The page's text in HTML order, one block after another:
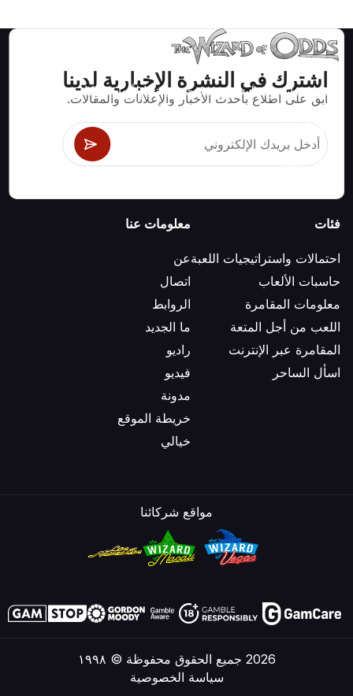
اشترك في النشرة الإخبارية لدينا
ابق على اطلاع بأحدث الأخبار والإعلانات والمقالات.
استراتيجيات ومعلومات صحيحة رياضيا لألعاب الكازينو مثل
البلاك جاك وكرابس والروليت ومئات الألعاب الأخرى التي
يمكن لعبها.
فئات
احتمالات واستراتيجيات اللعبة
حاسبات الألعاب
معلومات المقامرة
اللعب من أجل المتعة
المقامرة عبر الإنترنت
اسأل الساحر
معلومات عنا
عن
اتصال
الروابط
ما الجديد
راديو
فيديو
مدونة
خريطة الموقع
خيالي
مواقع شركائنا
2026 جميع الحقوق محفوظة © ١٩٩٨
سياسة الخصوصية